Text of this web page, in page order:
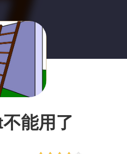
能用了